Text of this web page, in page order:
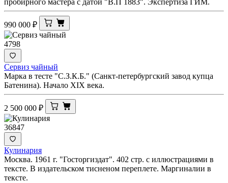
пробирного мастера с датой "В.П 1883". Экспертиза ГИМ.
990 000 ₽
4798
Сервиз чайный
Марка в тесте "С.З.К.Б." (Санкт-петербургский завод купца
Батенина). Начало XIX века.
2 500 000 ₽
36847
Кулинария
Москва. 1961 г. "Госторгиздат". 402 стр. с иллюстрациями в
тексте. В издательском тисненом переплете. Маргиналии в
тексте.